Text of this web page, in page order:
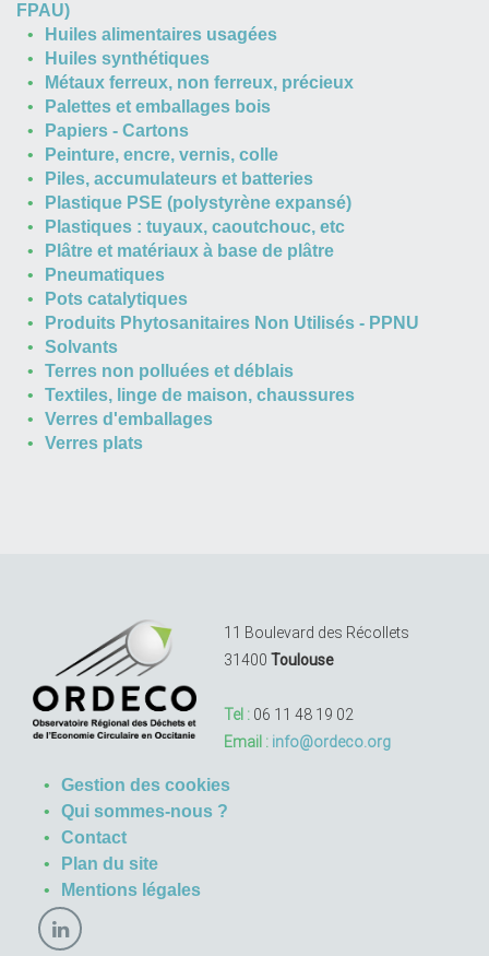
FPAU)
Huiles alimentaires usagées
Huiles synthétiques
Métaux ferreux, non ferreux, précieux
Palettes et emballages bois
Papiers - Cartons
Peinture, encre, vernis, colle
Piles, accumulateurs et batteries
Plastique PSE (polystyrène expansé)
Plastiques : tuyaux, caoutchouc, etc
Plâtre et matériaux à base de plâtre
Pneumatiques
Pots catalytiques
Produits Phytosanitaires Non Utilisés - PPNU
Solvants
Terres non polluées et déblais
Textiles, linge de maison, chaussures
Verres d'emballages
Verres plats
11 Boulevard des Récollets
31400 Toulouse
Tel : 06 11 48 19 02
Email : info@ordeco.org
Gestion des cookies
Qui sommes-nous ?
Contact
Plan du site
Mentions légales